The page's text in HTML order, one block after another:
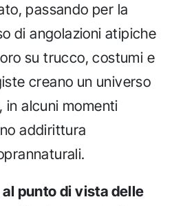
passando per la
di angolazioni atipiche
su trucco, costumi e
creano un universo
alcuni momenti
addirittura
punto di vista delle